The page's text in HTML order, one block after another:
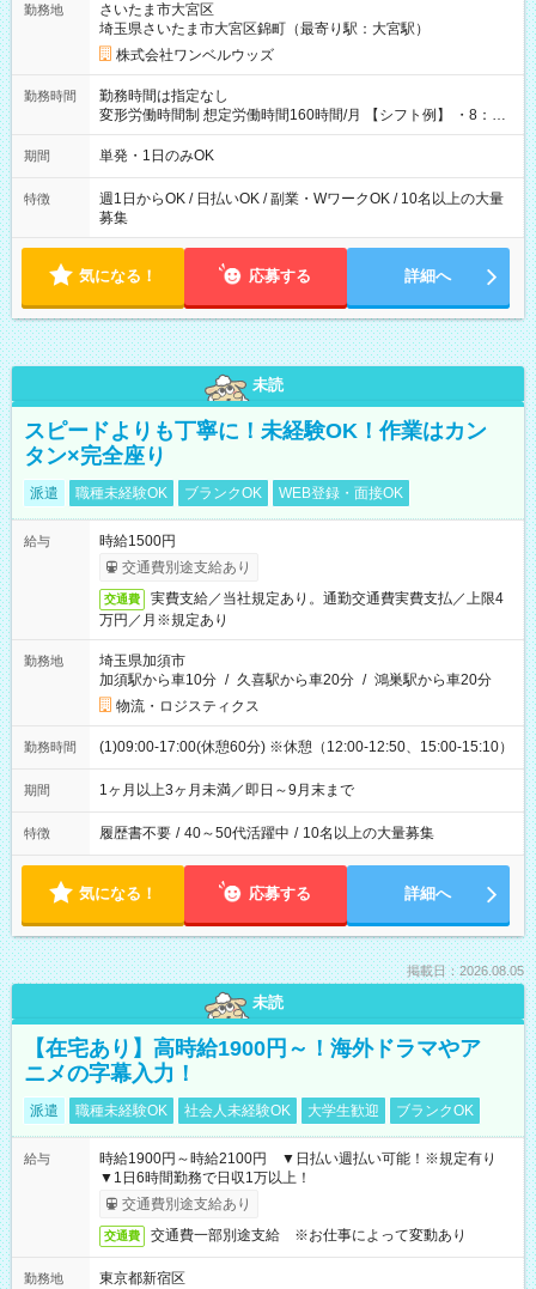
勤務地
さいたま市大宮区
埼玉県さいたま市大宮区錦町（最寄り駅：大宮駅）
株式会社ワンベルウッズ
勤務時間
勤務時間は指定なし
変形労働時間制 想定労働時間160時間/月 【シフト例】 ・8：00
～21：00
期間 単発・1日のみOK
特徴
週1日からOK / 日払いOK / 副業・WワークOK / 10名以上の大量
募集
気になる！ 応募する 詳細へ
未読
スピードよりも丁寧に！未経験OK！作業はカン
タン×完全座り
派遣 職種未経験OK ブランクOK WEB登録・面接OK
給与
時給1500円
交通費別途支給あり
交通費
実費支給／当社規定あり。通勤交通費実費支払／上限4
万円／月※規定あり
勤務地
埼玉県加須市
加須駅から車10分 / 久喜駅から車20分 / 鴻巣駅から車20分
物流・ロジスティクス
勤務時間 (1)09:00-17:00(休憩60分) ※休憩（12:00-12:50、15:00-15:10）
期間 1ヶ月以上3ヶ月未満／即日～9月末まで
特徴 履歴書不要 / 40～50代活躍中 / 10名以上の大量募集
気になる！ 応募する 詳細へ
掲載日：2026.08.05
未読
【在宅あり】高時給1900円～！海外ドラマやア
ニメの字幕入力！
派遣 職種未経験OK 社会人未経験OK 大学生歓迎 ブランクOK
給与
時給1900円～時給2100円 ▼日払い週払い可能！※規定有り
▼1日6時間勤務で日収1万以上！
交通費別途支給あり
交通費 交通費一部別途支給 ※お仕事によって変動あり
勤務地
東京都新宿区